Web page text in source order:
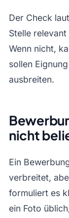
Der Check
Stelle
Wenn nicht,
sollen
ausbreiten.
nicht
Ein
verbreitet,
formuliert es
ein Foto